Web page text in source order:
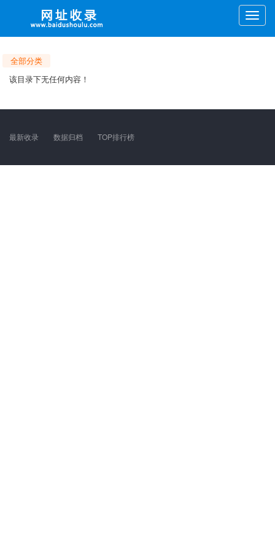
Toggle
全部分类
该目录下无任何内容！
最新收录 数据归档 TOP排行榜